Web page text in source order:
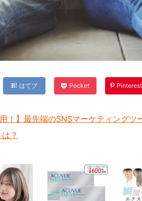
はてブ Pocket Pinterest
！】最先端のSNSマーケティングツ
？